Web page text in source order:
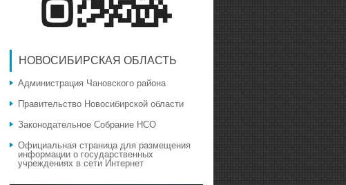
НОВОСИБИРСКАЯ ОБЛАСТЬ
Администрация Чановского района
Правительство Новосибирской области
Законодательное Собрание НСО
Официальная страница для размещения
информации о государственных
учреждениях в сети Интернет